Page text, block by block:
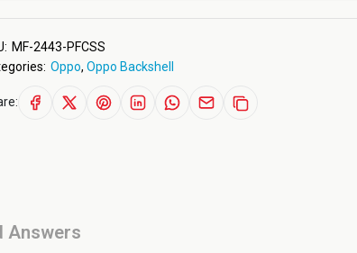
MF-2443-PFCSS
Oppo, Oppo Backshell
Answers